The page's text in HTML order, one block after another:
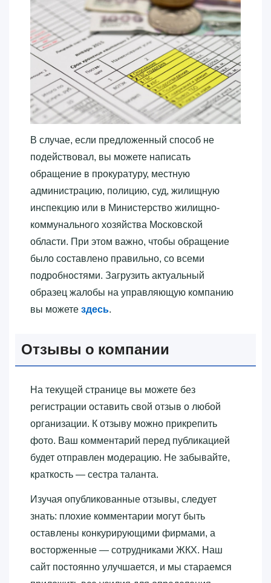
В случае, если предложенный способ не
подействовал, вы можете написать
обращение в прокуратуру, местную
администрацию, полицию, суд, жилищную
инспекцию или в Министерство жилищно-
коммунального хозяйства Московской
области. При этом важно, чтобы обращение
было составлено правильно, со всеми
подробностями. Загрузить актуальный
образец жалобы на управляющую компанию
вы можете здесь.
Отзывы о компании
На текущей странице вы можете без
регистрации оставить свой отзыв о любой
организации. К отзыву можно прикрепить
фото. Ваш комментарий перед публикацией
будет отправлен модерацию. Не забывайте,
краткость — сестра таланта.
Изучая опубликованные отзывы, следует
знать: плохие комментарии могут быть
оставлены конкурирующими фирмами, а
восторженные — сотрудниками ЖКХ. Наш
сайт постоянно улучшается, и мы стараемся